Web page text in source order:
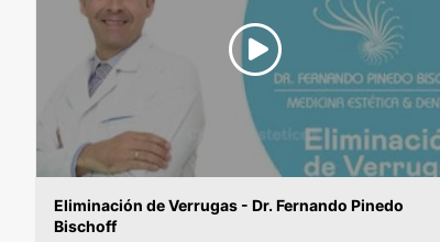
Eliminación de Verrugas - Dr. Fernando Pinedo
Bischoff